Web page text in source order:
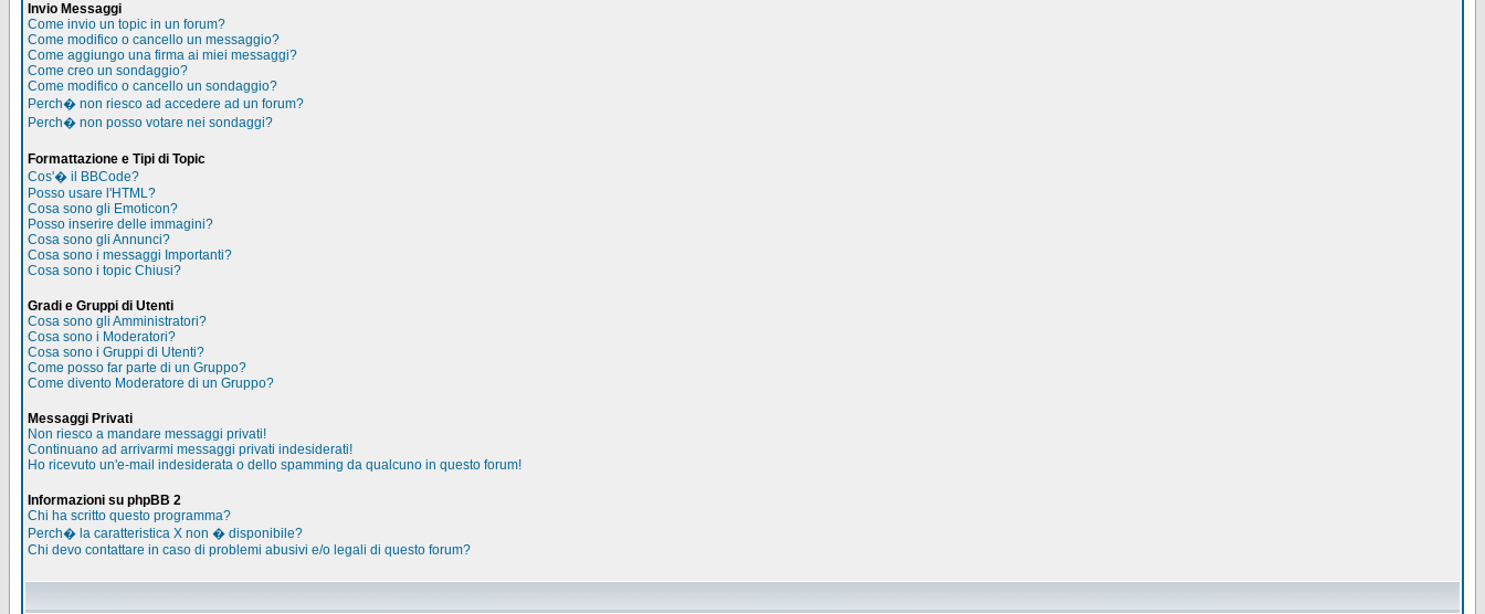
Invio Messaggi
Come invio un topic in un forum?
Come modifico o cancello un messaggio?
Come aggiungo una firma ai miei messaggi?
Come creo un sondaggio?
Come modifico o cancello un sondaggio?
Perch� non riesco ad accedere ad un forum?
Perch� non posso votare nei sondaggi?
Formattazione e Tipi di Topic
Cos'� il BBCode?
Posso usare l'HTML?
Cosa sono gli Emoticon?
Posso inserire delle immagini?
Cosa sono gli Annunci?
Cosa sono i messaggi Importanti?
Cosa sono i topic Chiusi?
Gradi e Gruppi di Utenti
Cosa sono gli Amministratori?
Cosa sono i Moderatori?
Cosa sono i Gruppi di Utenti?
Come posso far parte di un Gruppo?
Come divento Moderatore di un Gruppo?
Messaggi Privati
Non riesco a mandare messaggi privati!
Continuano ad arrivarmi messaggi privati indesiderati!
Ho ricevuto un'e-mail indesiderata o dello spamming da qualcuno in questo forum!
Informazioni su phpBB 2
Chi ha scritto questo programma?
Perch� la caratteristica X non � disponibile?
Chi devo contattare in caso di problemi abusivi e/o legali di questo forum?